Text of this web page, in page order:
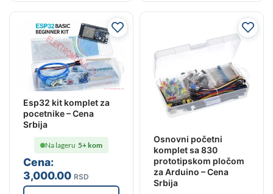
Esp32 kit komplet za
pocetnike – Cena
Srbija
Cena:
3,000.00 RSD
Na lageru 5+ kom
Osnovni početni
komplet sa 830
prototipskom pločom
za Arduino – Cena
Srbija